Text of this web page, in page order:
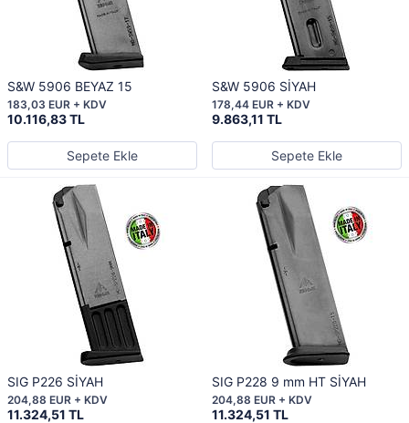
S&W 5906 BEYAZ 15
10.116,83 TL
183,03 EUR + KDV
Sepete Ekle
S&W 5906 SİYAH
9.863,11 TL
178,44 EUR + KDV
Sepete Ekle
SIG P226 SİYAH
11.324,51 TL
204,88 EUR + KDV
SIG P228 9 mm HT SİYAH
11.324,51 TL
204,88 EUR + KDV